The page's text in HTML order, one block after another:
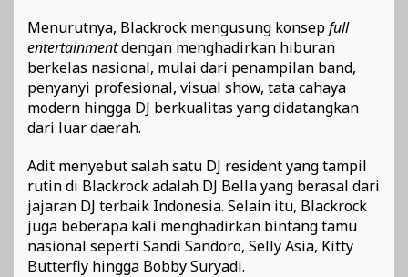
Menurutnya, Blackrock mengusung konsepfull
entertainmentdengan menghadirkan hiburan
berkelas nasional, mulai dari penampilan band,
penyanyi profesional, visual show, tata cahaya
modern hingga DJ berkualitas yang didatangkan
dari luar daerah.
Adit menyebut salah satu DJ resident yang tampil
rutin di Blackrock adalah DJ Bella yang berasal dari
jajaran DJ terbaik Indonesia. Selain itu, Blackrock
juga beberapa kali menghadirkan bintang tamu
nasional seperti Sandi Sandoro, Selly Asia, Kitty
Butterfly hingga Bobby Suryadi.